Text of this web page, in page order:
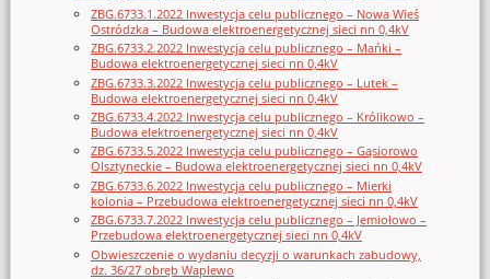
ZBG.6733.1.2022 Inwestycja celu publicznego – Nowa Wieś
Ostródzka – Budowa elektroenergetycznej sieci nn 0,4kV
ZBG.6733.2.2022 Inwestycja celu publicznego – Mańki –
Budowa elektroenergetycznej sieci nn 0,4kV
ZBG.6733.3.2022 Inwestycja celu publicznego – Lutek –
Budowa elektroenergetycznej sieci nn 0,4kV
ZBG.6733.4.2022 Inwestycja celu publicznego – Królikowo –
Budowa elektroenergetycznej sieci nn 0,4kV
ZBG.6733.5.2022 Inwestycja celu publicznego – Gąsiorowo
Olsztyneckie – Budowa elektroenergetycznej sieci nn 0,4kV
ZBG.6733.6.2022 Inwestycja celu publicznego – Mierki
kolonia – Przebudowa elektroenergetycznej sieci nn 0,4kV
ZBG.6733.7.2022 Inwestycja celu publicznego – Jemiołowo –
Przebudowa elektroenergetycznej sieci nn 0,4kV
Obwieszczenie o wydaniu decyzji o warunkach zabudowy,
dz. 36/27 obręb Waplewo